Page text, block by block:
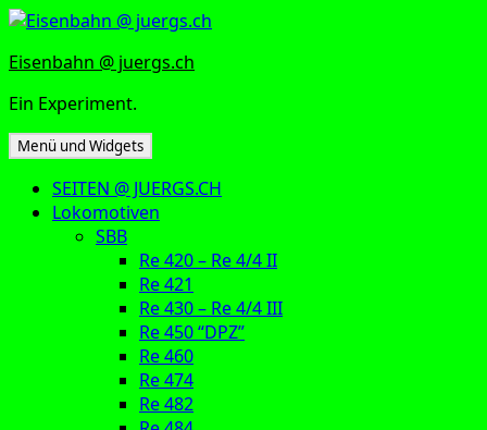
Zum
springen
Eisenbahn @ juergs.ch
Ein Experiment.
Menü und Widgets
SEITEN @ JUERGS.CH
Lokomotiven
SBB
Re 420 – Re 4/4 II
Re 421
Re 430 – Re 4/4 III
Re 450 “DPZ”
Re 460
Re 474
Re 482